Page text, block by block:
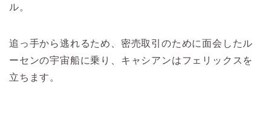
ル。
追っ手から逃れるため、密売取引のために面会したル
ーセンの宇宙船に乗り、キャシアンはフェリックスを
立ちます。